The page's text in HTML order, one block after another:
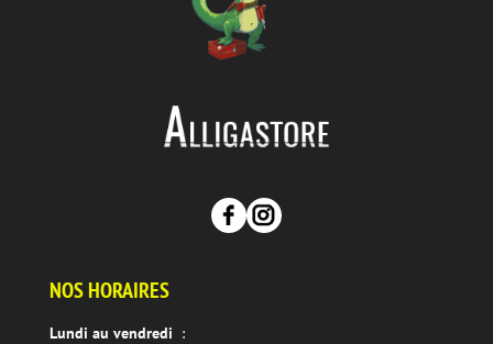
NOS HORAIRES
Lundi au vendredi :